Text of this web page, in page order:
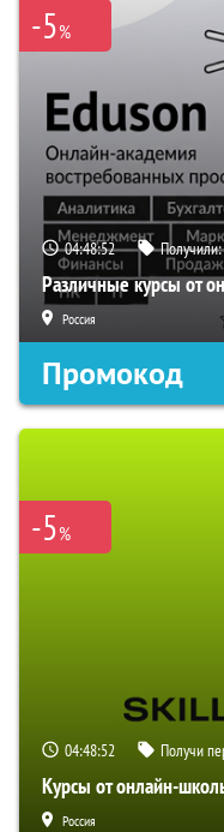
-5%
04:48:51 Получили:
Различные курсы от
Россия
Промокод
-5%
04:48:51 Получи
Курсы от онлайн-
Россия